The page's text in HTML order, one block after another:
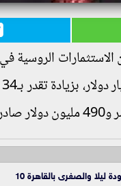
ليلا والصغرى بالقاهرة 10